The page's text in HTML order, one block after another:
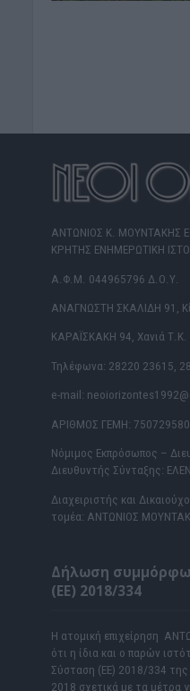
ΑΝΤΩΝΙΟΣ Κ. ΜΟΥΝΤΑΚΗΣ
ΚΡΗΤΗΣ ΕΝΗΜΕΡΩΤΙΚΗ
Α.Φ.Μ. 044965796 Δ.Ο.Υ.
ΑΝΑΓΝΩΣΤΗ ΣΚΑΛΙΔΗ 91,
ΚΑΡΑΪΣΚΑΚΗ 94, Χανιά Τ.Κ.
Τηλέφωνα: 28220 23615,
e-mail:
ΑΡΙΘΜΟΣ ΓΕΜΗ:
Νόμιμος Εκπρόσωπος –
Διευθυντής Σύνταξης:
Διαχειριστής και
τομέα: ΑΝΤΩΝΙΟΣ
Δήλωση
(ΕΕ) 2018/334
Η ατομική επιχείρηση
ότι η ίδια και ο παρών
Σύσταση (ΕΕ) 2018/334
2018 σχετικά με τα μέτρα